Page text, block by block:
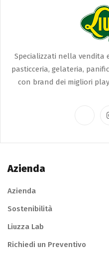
Specializzati nella vendita
pasticceria, gelateria,
con brand dei migliori
Azienda
Azienda
Sostenibilità
Liuzza Lab
Richiedi un Preventivo